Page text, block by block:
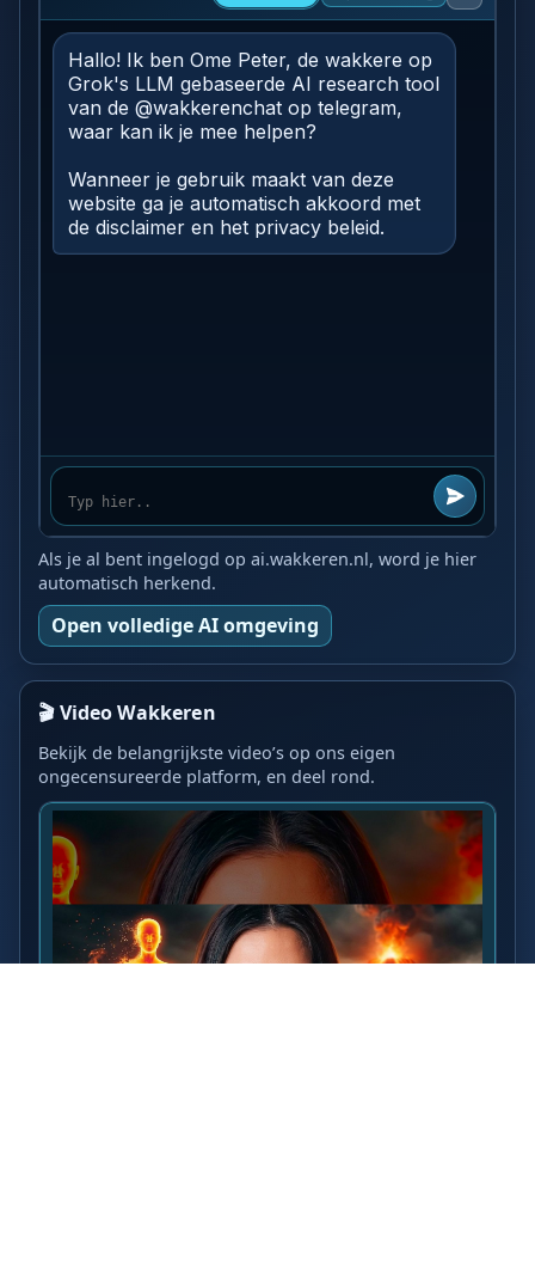
Als je al bent ingelogd op ai.wakkeren.nl, word je hier
automatisch herkend.
Open volledige AI omgeving
🎬 Video Wakkeren
Bekijk de belangrijkste video’s op ons eigen
ongecensureerde platform, en deel rond.